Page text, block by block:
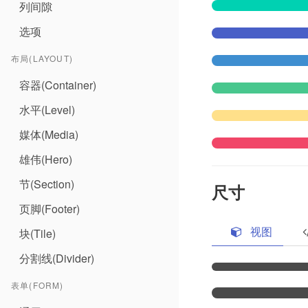
列间隙
选项
布局(LAYOUT)
容器(Container)
水平(Level)
媒体(Media)
雄伟(Hero)
节(Section)
页脚(Footer)
块(Tile)
分割线(Divider)
表单(FORM)
尺寸
视图